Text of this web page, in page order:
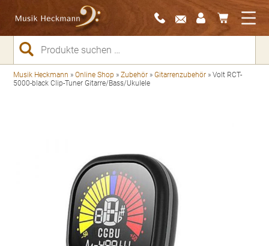
Suchen
nach:
Musik Heckmann »Online Shop »Zubehör »Gitarrenzubehör »Volt RCT-
5000-black Clip-Tuner Gitarre/Bass/Ukulele